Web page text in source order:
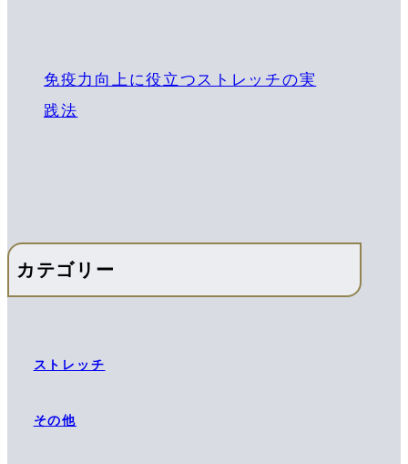
免疫力向上に役立つストレッチの実
践法
カテゴリー
ストレッチ
その他